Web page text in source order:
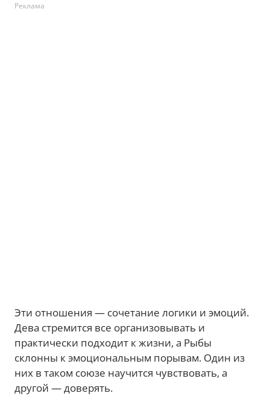
Реклама
Эти отношения — сочетание логики и эмоций.
Дева стремится все организовывать и
практически подходит к жизни, а Рыбы
склонны к эмоциональным порывам. Один из
них в таком союзе научится чувствовать, а
другой — доверять.